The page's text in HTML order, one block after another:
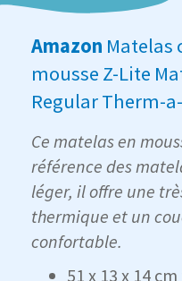
Amazon Matelas
mousse Z-Lite
Regular Therm-
Ce matelas en
référence des
léger, il offre une
thermique et un
confortable.
‎51 x 13 x 14